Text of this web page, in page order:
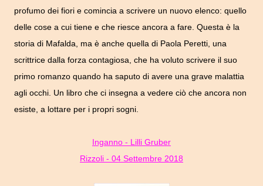
profumo dei fiori e comincia a scrivere un nuovo elenco: quello
delle cose a cui tiene e che riesce ancora a fare. Questa è la
storia di Mafalda, ma è anche quella di Paola Peretti, una
scrittrice dalla forza contagiosa, che ha voluto scrivere il suo
primo romanzo quando ha saputo di avere una grave malattia
agli occhi. Un libro che ci insegna a vedere ciò che ancora non
esiste, a lottare per i propri sogni.
Inganno - Lilli Gruber
Rizzoli - 04 Settembre 2018